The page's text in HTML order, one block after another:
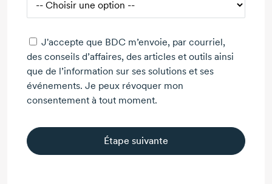
des conseils d’affaires, des articles et outils ainsi
que de l’information sur ses solutions et ses
événements. Je peux révoquer mon
consentement à tout moment.
Étape suivante